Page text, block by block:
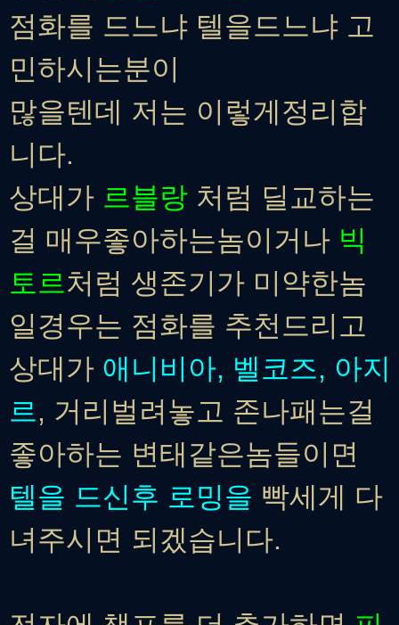
점화를 드느냐 텔을드느냐 고
민하시는분이
많을텐데 저는 이렇게정리합
니다.
상대가 르블랑 처럼 딜교하는
걸 매우좋아하는놈이거나 빅
토르처럼 생존기가 미약한놈
일경우는 점화를 추천드리고
상대가 애니비아, 벨코즈, 아지
르, 거리벌려놓고 존나패는걸
좋아하는 변태같은놈들이면
텔을 드신후 로밍을 빡세게 다
녀주시면 되겠습니다.